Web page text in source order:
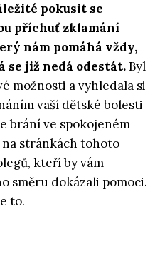
pokusit se
příchuť zklamání
nám pomáhá vždy,
se již nedá odestát.Byl
možnosti a vyhledala si
vaší dětské bolesti
brání ve spokojeném
na stránkách tohoto
kteří by vám
směru dokázali pomoci.
to.